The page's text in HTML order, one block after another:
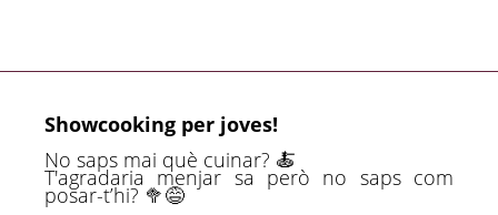
Showcooking per joves!
No saps mai què cuinar? 🍝
T'agradaria menjar sa però no saps com
posar-t’hi? 🥦😅